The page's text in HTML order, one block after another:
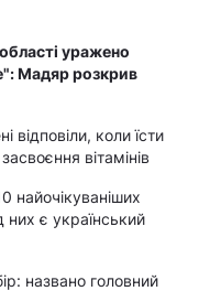
уражено
Мадяр розкрив
відповіли, коли їсти
вітамінів
найочікуваніших
них є український
названо головний